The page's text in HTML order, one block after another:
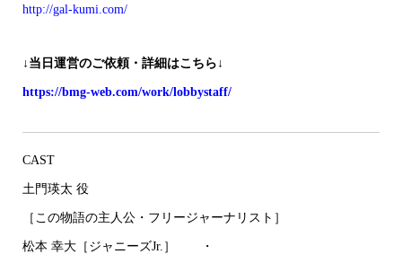
http://gal-kumi.com/
↓当日運営のご依頼・詳細はこちら↓
https://bmg-web.com/work/lobbystaff/
CAST
土門瑛太 役
［この物語の主人公・フリージャーナリスト］
松本 幸大［ジャニーズJr.］ ・